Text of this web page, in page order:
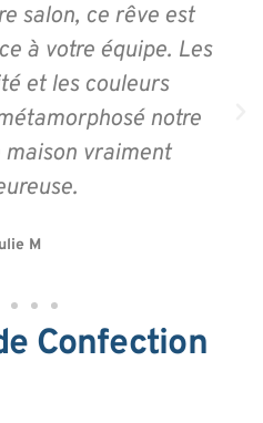
ce rêve est
votre équipe. Les
et les couleurs
notre
vraiment
M
Confection